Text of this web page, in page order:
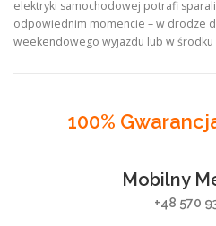
elektryki samochodowej potrafi
odpowiednim momencie – w drodze
weekendowego wyjazdu lub w środku
100%
Mobilny
+48 570